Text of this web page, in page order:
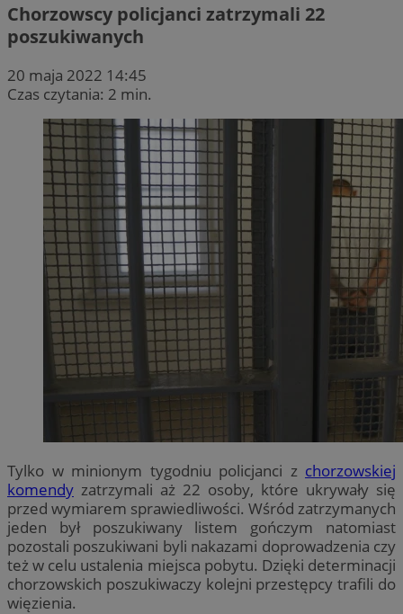
Chorzowscy policjanci zatrzymali 22
poszukiwanych
20 maja 2022 14:45
Czas czytania: 2 min.
Tylko w minionym tygodniu policjanci z chorzowskiej
komendy zatrzymali aż 22 osoby, które ukrywały się
przed wymiarem sprawiedliwości. Wśród zatrzymanych
jeden był poszukiwany listem gończym natomiast
pozostali poszukiwani byli nakazami doprowadzenia czy
też w celu ustalenia miejsca pobytu. Dzięki determinacji
chorzowskich poszukiwaczy kolejni przestępcy trafili do
więzienia.